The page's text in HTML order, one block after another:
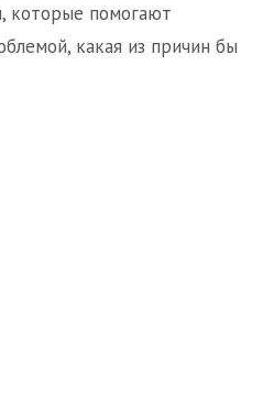
которые помогают
какая из причин бы